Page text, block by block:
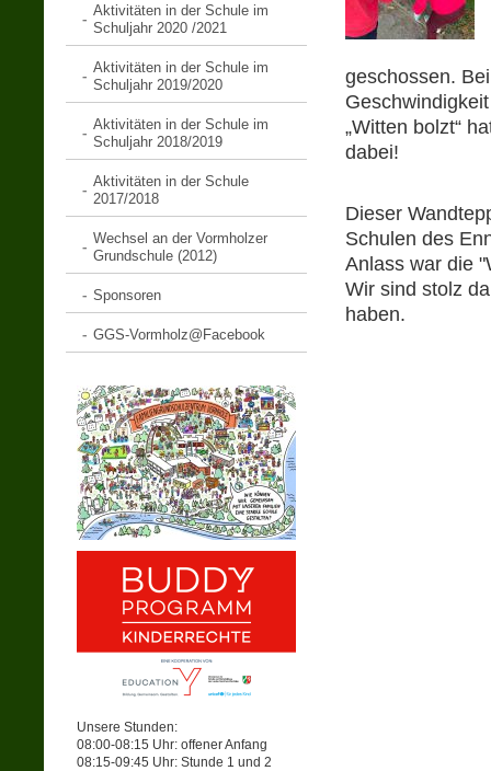
Aktivitäten in der Schule im
Schuljahr 2020 /2021
Aktivitäten in der Schule im
Schuljahr 2019/2020
Aktivitäten in der Schule im
Schuljahr 2018/2019
Aktivitäten in der Schule
2017/2018
Wechsel an der Vormholzer
Grundschule (2012)
Sponsoren
GGS-Vormholz@Facebook
Unsere Stunden:
08:00-08:15 Uhr: offener Anfang
08:15-09:45 Uhr: Stunde 1 und 2
geschossen.
„Witten bolzt“
dabei!
Dieser
Schulen des
Anlass war die
Wir sind stolz
haben.